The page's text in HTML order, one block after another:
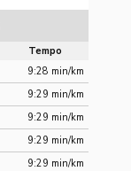
Tempo
9:28 min/km
9:29 min/km
9:29 min/km
9:29 min/km
9:29 min/km